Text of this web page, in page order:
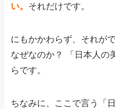
い。 それだけです。
にもかかわらず、それが
なぜなのか？ 「日本人の
らです。
ちなみに、ここで言う「